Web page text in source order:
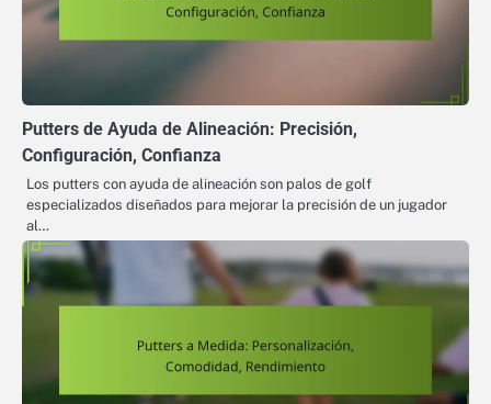
Putters de Ayuda de Alineación: Precisión,
Configuración, Confianza
Los putters con ayuda de alineación son palos de golf
especializados diseñados para mejorar la precisión de un jugador
al…